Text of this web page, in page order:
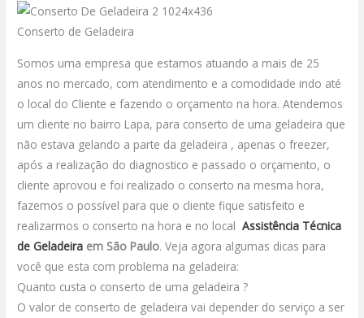
Conserto de Geladeira
Somos uma empresa que estamos atuando a mais de 25
anos no mercado, com atendimento e a comodidade indo até
o local do Cliente e fazendo o orçamento na hora. Atendemos
um cliente no bairro Lapa, para conserto de uma geladeira que
não estava gelando a parte da geladeira , apenas o freezer,
após a realização do diagnostico e passado o orçamento, o
cliente aprovou e foi realizado o conserto na mesma hora,
fazemos o possível para que o cliente fique satisfeito e
realizarmos o conserto na hora e no localAssistência Técnica
de Geladeira em São Paulo.Veja agora algumas dicas para
você que esta com problema na geladeira:
Quanto custa o conserto de uma geladeira ?
O valor de conserto de geladeira vai depender do serviço a ser